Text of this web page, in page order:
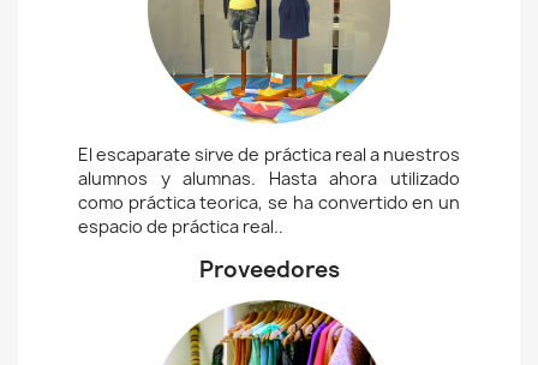
El escaparate sirve de práctica real a nuestros
alumnos y alumnas. Hasta ahora utilizado
como práctica teorica, se ha convertido en un
espacio de práctica real..
Proveedores